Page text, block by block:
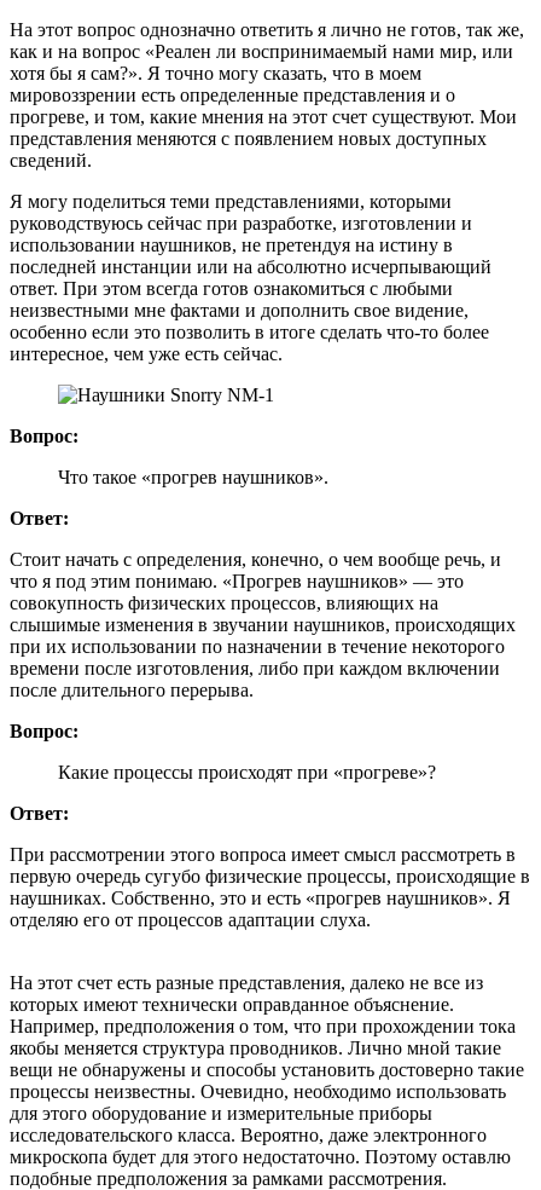
На этот вопрос однозначно ответить я лично не готов, так же,
как и на вопрос «Реален ли воспринимаемый нами мир, или
хотя бы я сам?». Я точно могу сказать, что в моем
мировоззрении есть определенные представления и о
прогреве, и том, какие мнения на этот счет существуют. Мои
представления меняются с появлением новых доступных
сведений.
Я могу поделиться теми представлениями, которыми
руководствуюсь сейчас при разработке, изготовлении и
использовании наушников, не претендуя на истину в
последней инстанции или на абсолютно исчерпывающий
ответ. При этом всегда готов ознакомиться с любыми
неизвестными мне фактами и дополнить свое видение,
особенно если это позволить в итоге сделать что-то более
интересное, чем уже есть сейчас.
Вопрос:
Что такое «прогрев наушников».
Ответ:
Стоит начать с определения, конечно, о чем вообще речь, и
что я под этим понимаю. «Прогрев наушников» — это
совокупность физических процессов, влияющих на
слышимые изменения в звучании наушников, происходящих
при их использовании по назначении в течение некоторого
времени после изготовления, либо при каждом включении
после длительного перерыва.
Вопрос:
Какие процессы происходят при «прогреве»?
Ответ:
При рассмотрении этого вопроса имеет смысл рассмотреть в
первую очередь сугубо физические процессы, происходящие в
наушниках. Собственно, это и есть «прогрев наушников». Я
отделяю его от процессов адаптации слуха.
На этот счет есть разные представления, далеко не все из
которых имеют технически оправданное объяснение.
Например, предположения о том, что при прохождении тока
якобы меняется структура проводников. Лично мной такие
вещи не обнаружены и способы установить достоверно такие
процессы неизвестны. Очевидно, необходимо использовать
для этого оборудование и измерительные приборы
исследовательского класса. Вероятно, даже электронного
микроскопа будет для этого недостаточно. Поэтому оставлю
подобные предположения за рамками рассмотрения.